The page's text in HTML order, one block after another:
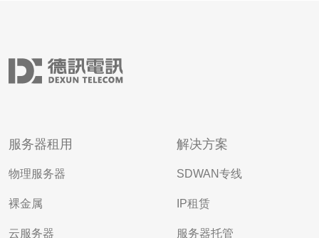
服务器租用
物理服务器
裸金属
云服务器
解决方案
SDWAN专线
IP租赁
服务器托管